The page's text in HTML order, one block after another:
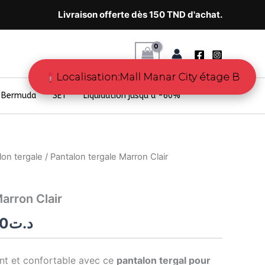
Livraison offerte dès 150 TND d'achat.
Bermuda SET Liquidation jusqu’à -60%
tergale / Pantalon tergale Marron Clair
Clair
:
د.ت129.00.
د.ت
Le
actuel
est :
et confortable avec ce pantalon tergal pour
Localisation:Mall Manar City étage B